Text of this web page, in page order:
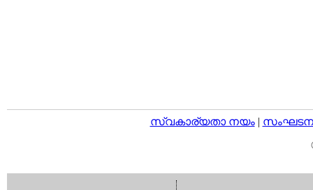
സ്വകാര്യതാ നയം|